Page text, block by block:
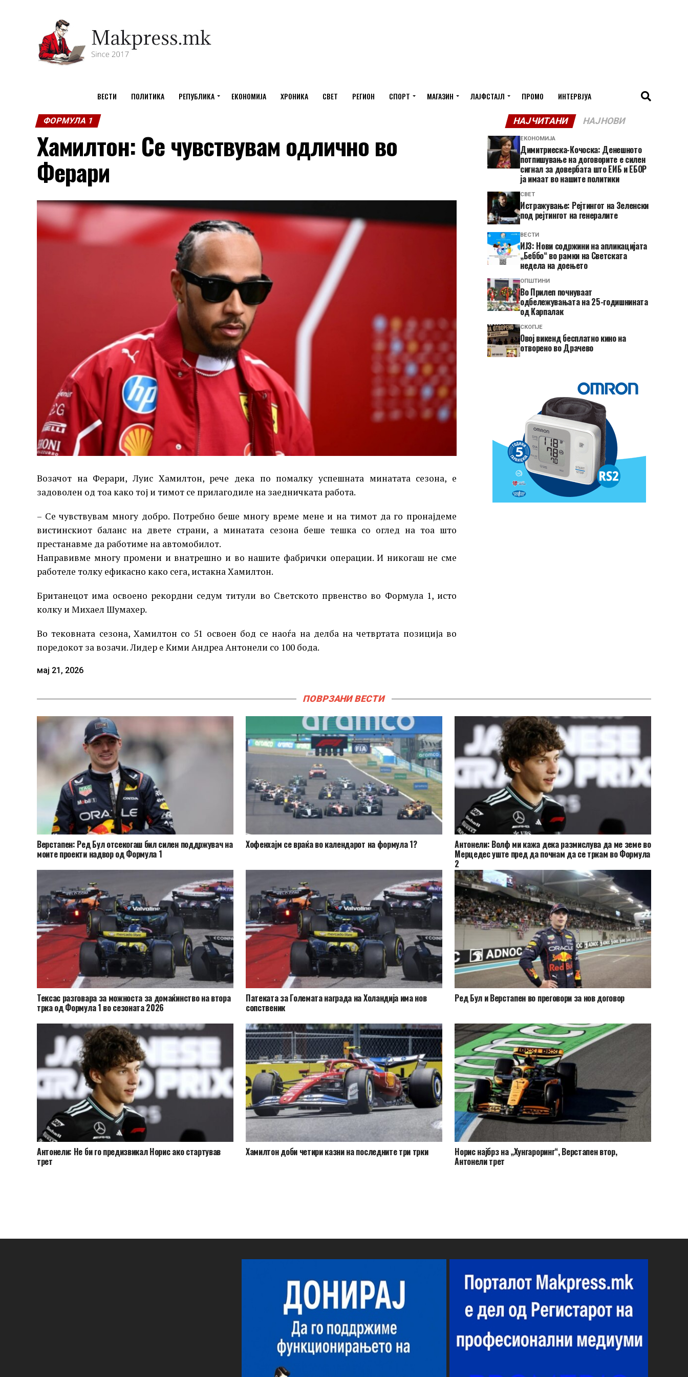
ВЕСТИ ПОЛИТИКА РЕПУБЛИКА ЕКОНОМИЈА ХРОНИКА СВЕТ РЕГИОН СПОРТ МАГАЗИН ЛАЈФСТАЈЛ ПРОМО ИНТЕРВЈУА
ФОРМУЛА 1
Хамилтон: Се чувствувам одлично во
Ферари
Возачот на Ферари, Луис Хамилтон, рече дека по помалку успешната минатата сезона, е
задоволен од тоа како тој и тимот се прилагодиле на заедничката работа.
– Се чувствувам многу добро. Потребно беше многу време мене и на тимот да го пронајдеме
вистинскиот баланс на двете страни, а минатата сезона беше тешка со оглед на тоа што
престанавме да работиме на автомобилот.
Направивме многу промени и внатрешно и во нашите фабрички операции. И никогаш не сме
работеле толку ефикасно како сега, истакна Хамилтон.
Британецот има освоено рекордни седум титули во Светското првенство во Формула 1, исто
колку и Михаел Шумахер.
Во тековната сезона, Хамилтон со 51 освоен бод се наоѓа на делба на четвртата позиција во
поредокот за возачи. Лидер е Кими Андреа Антонели со 100 бода.
мај 21, 2026
НАЈЧИТАНИ НАЈНОВИ
ЕКОНОМИЈА
Димитриеска-Кочоска: Денешното
потпишување на договорите е силен
сигнал за довербата што ЕИБ и ЕБОР
ја имаат во нашите политики
СВЕТ
Истражување: Рејтингот на Зеленски
под рејтингот на генералите
ВЕСТИ
ИЈЗ: Нови содржини на апликацијата
„Беббо“ во рамки на Светската
недела на доењето
ОПШТИНИ
Во Прилеп почнуваат
одбележувањата на 25-годишнината
од Карпалак
СКОПЈЕ
​Овој викенд бесплатно кино на
отворено во Драчево
ПОВРЗАНИ ВЕСТИ
Верстапен: Ред Бул отсекогаш бил силен поддржувач на
моите проекти надвор од Формула 1
Хофенхајм се враќа во календарот на формула 1? Антонели: Волф ми кажа дека размислува да ме земе во
Мерцедес уште пред да почнам да се тркам во Формула
2
Тексас разговара за можноста за домаќинство на втора
трка од Формула 1 во сезоната 2026
Патеката за Големата награда на Холандија има нов
сопственик
Ред Бул и Верстапен во преговори за нов договор
Антонели: Не би го предизвикал Норис ако стартував
трет
Хамилтон доби четири казни на последните три трки Норис најбрз на „Хунгароринг“, Верстапен втор,
Антонели трет